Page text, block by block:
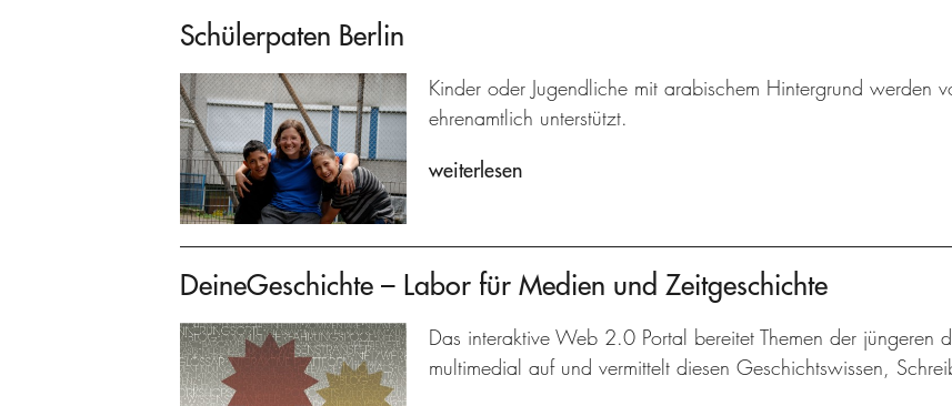
Schülerpaten Berlin
Kinder oder Jugendliche mit arabischem Hintergrund werden
ehrenamtlich unterstützt.
weiterlesen
DeineGeschichte – Labor für Medien und Zeitgeschichte
Das interaktive Web 2.0 Portal bereitet Themen der jüngeren
multimedial auf und vermittelt diesen Geschichtswissen,